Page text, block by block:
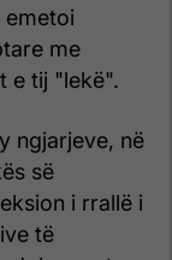
emetoi
me
e tij "lekë".
ngjarjeve, në
së
i rrallë i
të